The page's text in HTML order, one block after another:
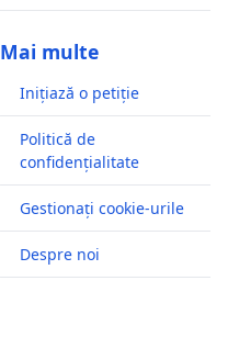
Mai multe
Inițiază o petiție
Politică de
confidențialitate
Gestionați cookie-urile
Despre noi